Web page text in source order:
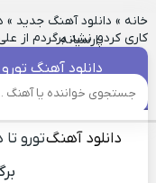
پارسیانه
خانه» دانلود آهنگ جدید »
کاری کردم نشد برگردم از
دانلود آهنگ
برگردم از علی
دانلود آهنگتورو